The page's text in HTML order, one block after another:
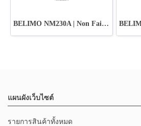
BELIMO NM230A | Non Fail-Safe Damper Actuator
แผนผังเว็บไซต์
รายการสินค้าทั้งหมด